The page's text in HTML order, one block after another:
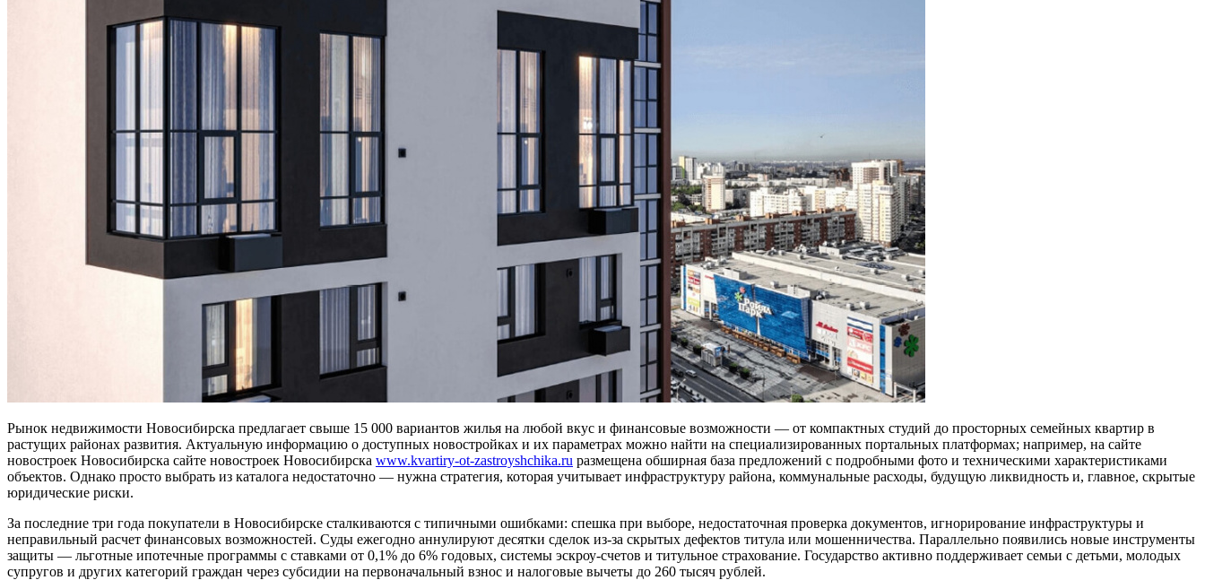
Рынок недвижимости Новосибирска предлагает свыше 15 000 вариантов жилья на любой вкус и финансовые возможности — от компактных студий до просторных семейных квартир в
растущих районах развития. Актуальную информацию о доступных новостройках и их параметрах можно найти на специализированных портальных платформах; например, на сайте
новостроек Новосибирска сайте новостроек Новосибирска www.kvartiry-ot-zastroyshchika.ru размещена обширная база предложений с подробными фото и техническими характеристиками
объектов. Однако просто выбрать из каталога недостаточно — нужна стратегия, которая учитывает инфраструктуру района, коммунальные расходы, будущую ликвидность и, главное, скрытые
юридические риски.
За последние три года покупатели в Новосибирске сталкиваются с типичными ошибками: спешка при выборе, недостаточная проверка документов, игнорирование инфраструктуры и
неправильный расчет финансовых возможностей. Суды ежегодно аннулируют десятки сделок из-за скрытых дефектов титула или мошенничества. Параллельно появились новые инструменты
защиты — льготные ипотечные программы с ставками от 0,1% до 6% годовых, системы эскроу-счетов и титульное страхование. Государство активно поддерживает семьи с детьми, молодых
супругов и других категорий граждан через субсидии на первоначальный взнос и налоговые вычеты до 260 тысяч рублей.